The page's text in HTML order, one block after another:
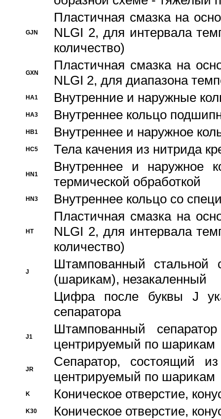
GJN
Пластичная смазка на
NLGI 2, для интервала
количество)
GXN
Пластичная смазка на
NLGI 2, для диапазона
HA1 Внутренние и наружные
HA3 Bнутреннее кольцо
HB1 Bнутреннее и наружное
HC5 Тела качения из нитрида
HN1
Bнутреннее и наружное
термической обработкой
HN3 Внутреннее кольцо со
HT
Пластичная смазка на
NLGI 2, для интервала
количество)
J
Штампованный стальной
(шарикам), незакаленный
Цифра после буквы J
сепаратора
J1
Штампованный
центрируемый по шарикам
JR
Сепаратор, состоящий
центрируемый по шарикам
K Коническое отверстие,
K30 Коническое отверстие,